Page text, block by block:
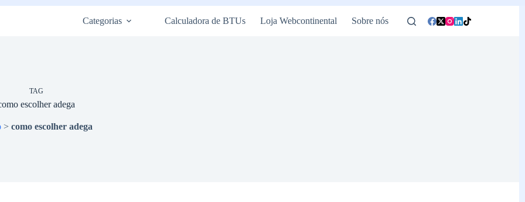
Categorias Calculadora de BTUs Loja Webcontinental Sobre nós
TAG
escolher adega
> como escolher adega